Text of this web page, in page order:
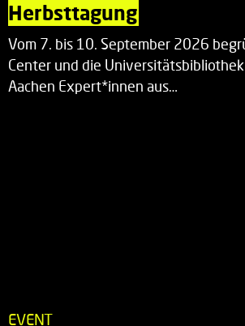
Herbsttagung
Vom 7. bis 10. September 2026
Center und die Universitätsbibliothek
Aachen Expert*innen aus…
EVENT